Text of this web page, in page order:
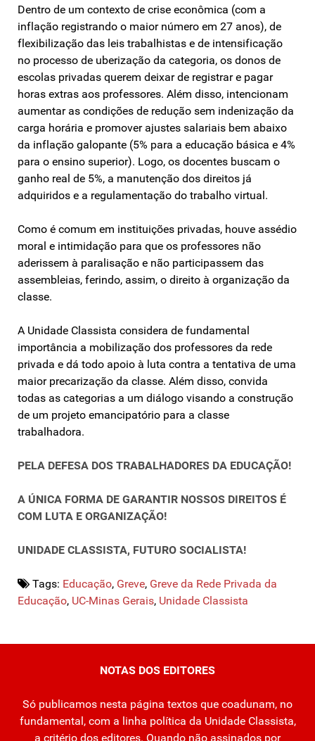
Dentro de um contexto de crise econômica (com a
inflação registrando o maior número em 27 anos), de
flexibilização das leis trabalhistas e de intensificação
no processo de uberização da categoria, os donos de
escolas privadas querem deixar de registrar e pagar
horas extras aos professores. Além disso, intencionam
aumentar as condições de redução sem indenização da
carga horária e promover ajustes salariais bem abaixo
da inflação galopante (5% para a educação básica e 4%
para o ensino superior). Logo, os docentes buscam o
ganho real de 5%, a manutenção dos direitos já
adquiridos e a regulamentação do trabalho virtual.
Como é comum em instituições privadas, houve assédio
moral e intimidação para que os professores não
aderissem à paralisação e não participassem das
assembleias, ferindo, assim, o direito à organização da
classe.
A Unidade Classista considera de fundamental
importância a mobilização dos professores da rede
privada e dá todo apoio à luta contra a tentativa de uma
maior precarização da classe. Além disso, convida
todas as categorias a um diálogo visando a construção
de um projeto emancipatório para a classe
trabalhadora.
PELA DEFESA DOS TRABALHADORES DA EDUCAÇÃO!
A ÚNICA FORMA DE GARANTIR NOSSOS DIREITOS É
COM LUTA E ORGANIZAÇÃO!
UNIDADE CLASSISTA, FUTURO SOCIALISTA!
Tags: Educação, Greve, Greve da Rede Privada da
Educação, UC-Minas Gerais, Unidade Classista
NOTAS DOS EDITORES
Só publicamos nesta página textos que coadunam, no
fundamental, com a linha política da Unidade Classista,
a critério dos editores. Quando não assinados por